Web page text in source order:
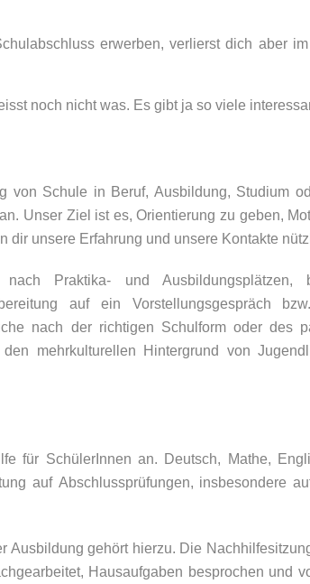
erwerben, verlierst dich aber
noch nicht was. Es gibt ja so viele
von Schule in Beruf, Ausbildung, Studium
Unser Ziel ist es, Orientierung zu geben,
dir unsere Erfahrung und unsere Kontakte
Praktika- und Ausbildungsplätzen,
auf ein Vorstellungsgespräch
nach der richtigen Schulform oder des
mehrkulturellen Hintergrund von
für SchülerInnen an. Deutsch, Mathe,
auf Abschlussprüfungen, insbesondere
Ausbildung gehört hierzu. Die
Hausaufgaben besprochen und